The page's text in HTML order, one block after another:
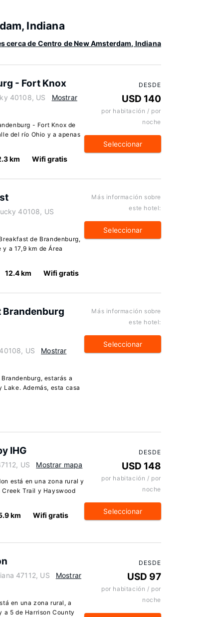
Indiana
cerca de Centro de New Amsterdam, Indiana
- Fort Knox
40108, US
Mostrar
- Fort Knox de
del río Ohio y a apenas
km Wifi gratis
DESDE
USD 140
por habitación / por
noche
Seleccionar
40108, US
de Brandenburg,
a 17,9 km de Área
12.4 km Wifi gratis
Más información sobre
este hotel:
Seleccionar
Brandenburg
US
Mostrar
estarás a
Lake. Además, esta casa
Más información sobre
este hotel:
Seleccionar
IHG
US Mostrar mapa
está en una zona rural y
Trail y Hayswood
km Wifi gratis
DESDE
USD 148
por habitación / por
noche
Seleccionar
47112, US
Mostrar
en una zona rural, a
a 5 de Harrison County
DESDE
USD 97
por habitación / por
noche